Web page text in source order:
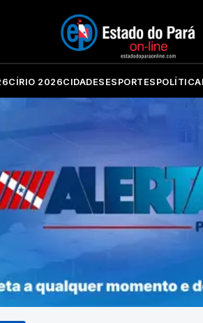
CÍRIO 2026CIDADES ESPORTES POLÍTICA